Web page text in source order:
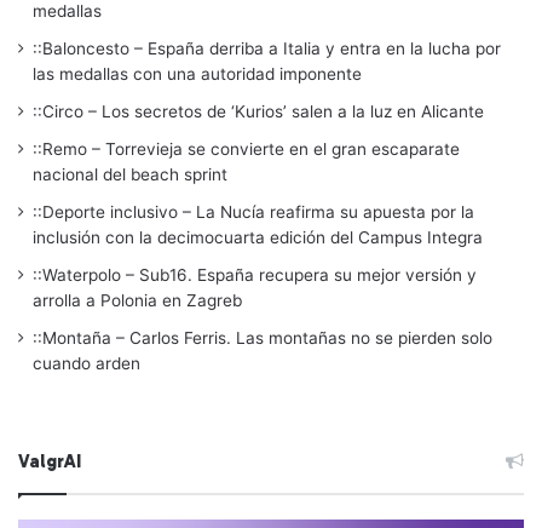
medallas
::Baloncesto – España derriba a Italia y entra en la lucha por
las medallas con una autoridad imponente
::Circo – Los secretos de ‘Kurios’ salen a la luz en Alicante
::Remo – Torrevieja se convierte en el gran escaparate
nacional del beach sprint
::Deporte inclusivo – La Nucía reafirma su apuesta por la
inclusión con la decimocuarta edición del Campus Integra
::Waterpolo – Sub16. España recupera su mejor versión y
arrolla a Polonia en Zagreb
::Montaña – Carlos Ferris. Las montañas no se pierden solo
cuando arden
ValgrAI